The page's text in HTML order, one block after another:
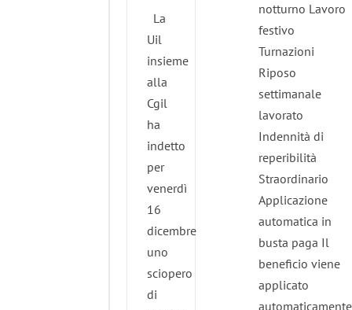
La
Uil
insieme
alla
Cgil
ha
indetto
per
venerdì
16
dicembre
uno
sciopero
di
notturno Lavoro
festivo
Turnazioni
Riposo
settimanale
lavorato
Indennità di
reperibilità
Straordinario
Applicazione
automatica in
busta paga Il
beneficio viene
applicato
automaticamente